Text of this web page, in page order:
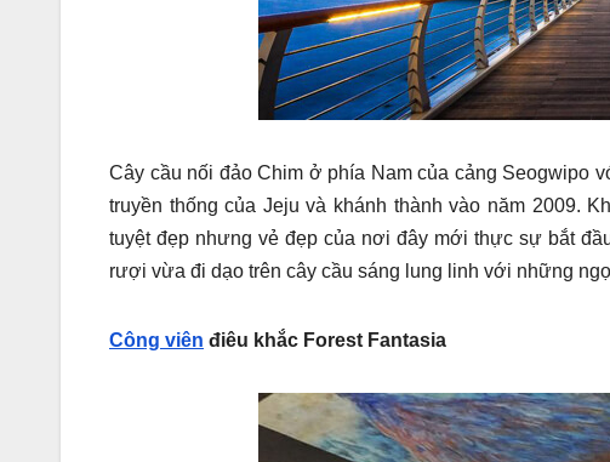
Cây cầu nối đảo Chim ở phía Nam của cảng Seogwipo
truyền thống của Jeju và khánh thành vào năm 2009.
tuyệt đẹp nhưng vẻ đẹp của nơi đây mới thực sự bắt
rượi vừa đi dạo trên cây cầu sáng lung linh với những
Công viên điêu khắc Forest Fantasia